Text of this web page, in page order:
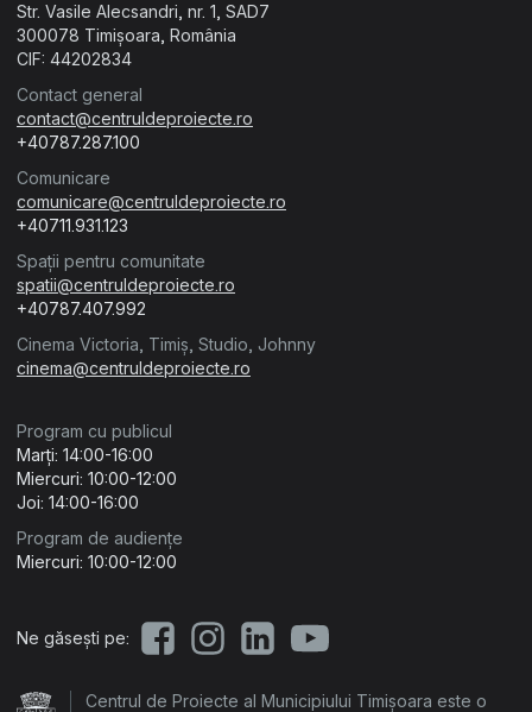
Str. Vasile Alecsandri, nr. 1, SAD7
300078 Timișoara, România
CIF: 44202834
Contact general
contact@centruldeproiecte.ro
+40787.287.100
Comunicare
comunicare@centruldeproiecte.ro
+40711.931.123
Spații pentru comunitate
spatii@centruldeproiecte.ro
+40787.407.992
Cinema Victoria, Timiș, Studio, Johnny
cinema@centruldeproiecte.ro
Program cu publicul
Marți: 14:00-16:00
Miercuri: 10:00-12:00
Joi: 14:00-16:00
Program de audiențe
Miercuri: 10:00-12:00
Ne găsești pe:
Centrul de Proiecte al Municipiului Timișoara este o